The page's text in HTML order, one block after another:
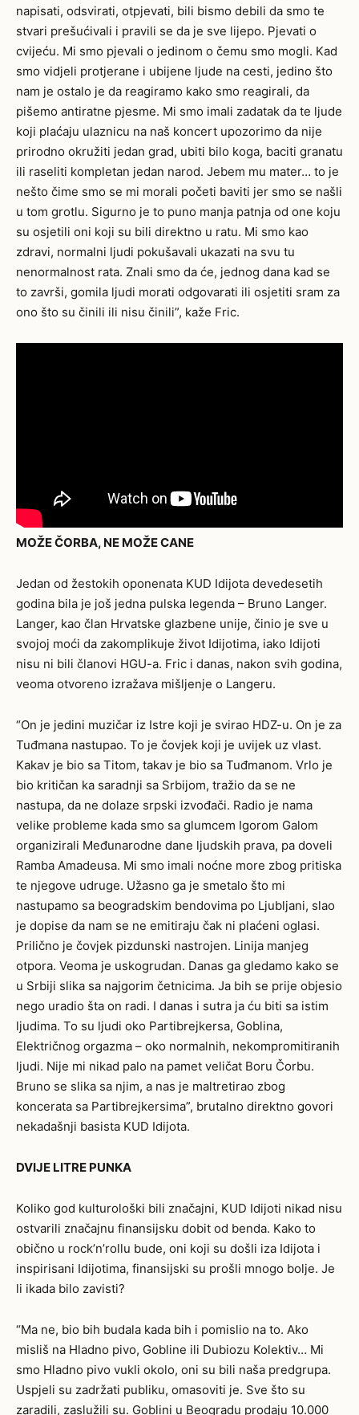
napisati, odsvirati, otpjevati, bili bismo debili da smo te
stvari prešućivali i pravili se da je sve lijepo. Pjevati o
cvijeću. Mi smo pjevali o jedinom o čemu smo mogli. Kad
smo vidjeli protjerane i ubijene ljude na cesti, jedino što
nam je ostalo je da reagiramo kako smo reagirali, da
pišemo antiratne pjesme. Mi smo imali zadatak da te ljude
koji plaćaju ulaznicu na naš koncert upozorimo da nije
prirodno okružiti jedan grad, ubiti bilo koga, baciti granatu
ili raseliti kompletan jedan narod. Jebem mu mater… to je
nešto čime smo se mi morali početi baviti jer smo se našli
u tom grotlu. Sigurno je to puno manja patnja od one koju
su osjetili oni koji su bili direktno u ratu. Mi smo kao
zdravi, normalni ljudi pokušavali ukazati na svu tu
nenormalnost rata. Znali smo da će, jednog dana kad se
to završi, gomila ljudi morati odgovarati ili osjetiti sram za
ono što su činili ili nisu činili”, kaže Fric.
MOŽE ČORBA, NE MOŽE CANE
Jedan od žestokih oponenata KUD Idijota devedesetih
godina bila je još jedna pulska legenda – Bruno Langer.
Langer, kao član Hrvatske glazbene unije, činio je sve u
svojoj moći da zakomplikuje život Idijotima, iako Idijoti
nisu ni bili članovi HGU-a. Fric i danas, nakon svih godina,
veoma otvoreno izražava mišljenje o Langeru.
“On je jedini muzičar iz Istre koji je svirao HDZ-u. On je za
Tuđmana nastupao. To je čovjek koji je uvijek uz vlast.
Kakav je bio sa Titom, takav je bio sa Tuđmanom. Vrlo je
bio kritičan ka saradnji sa Srbijom, tražio da se ne
nastupa, da ne dolaze srpski izvođači. Radio je nama
velike probleme kada smo sa glumcem Igorom Galom
organizirali Međunarodne dane ljudskih prava, pa doveli
Ramba Amadeusa. Mi smo imali noćne more zbog pritiska
te njegove udruge. Užasno ga je smetalo što mi
nastupamo sa beogradskim bendovima po Ljubljani, slao
je dopise da nam se ne emitiraju čak ni plaćeni oglasi.
Prilično je čovjek pizdunski nastrojen. Linija manjeg
otpora. Veoma je uskogrudan. Danas ga gledamo kako se
u Srbiji slika sa najgorim četnicima. Ja bih se prije objesio
nego uradio šta on radi. I danas i sutra ja ću biti sa istim
ljudima. To su ljudi oko Partibrejkersa, Goblina,
Električnog orgazma – oko normalnih, nekompromitiranih
ljudi. Nije mi nikad palo na pamet veličat Boru Čorbu.
Bruno se slika sa njim, a nas je maltretirao zbog
koncerata sa Partibrejkersima”, brutalno direktno govori
nekadašnji basista KUD Idijota.
DVIJE LITRE PUNKA
Koliko god kulturološki bili značajni, KUD Idijoti nikad nisu
ostvarili značajnu finansijsku dobit od benda. Kako to
obično u rock’n’rollu bude, oni koji su došli iza Idijota i
inspirisani Idijotima, finansijski su prošli mnogo bolje. Je
li ikada bilo zavisti?
“Ma ne, bio bih budala kada bih i pomislio na to. Ako
misliš na Hladno pivo, Gobline ili Dubiozu Kolektiv… Mi
smo Hladno pivo vukli okolo, oni su bili naša predgrupa.
Uspjeli su zadržati publiku, omasoviti je. Sve što su
zaradili, zaslužili su. Goblini u Beogradu prodaju 10.000